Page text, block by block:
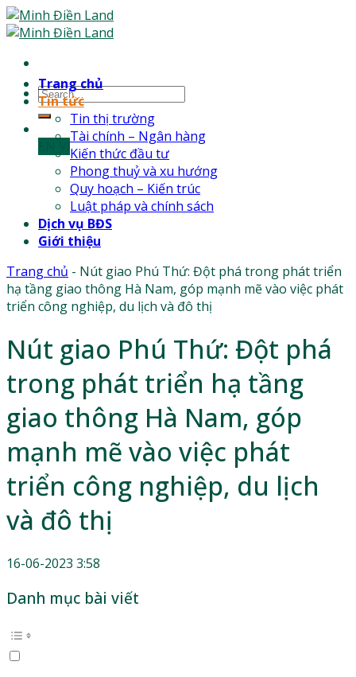
Skip
to
Trang chủ
Tin tức
Tin thị trường
Tài chính – Ngân hàng
Kiến thức đầu tư
Phong thuỷ và xu hướng
Quy hoạch – Kiến trúc
Luật pháp và chính sách
Dịch vụ BĐS
Giới thiệu
Trang chủ - Nút giao Phú Thứ: Đột phá trong phát triển
hạ tầng giao thông Hà Nam, góp mạnh mẽ vào việc phát
triển công nghiệp, du lịch và đô thị
Nút giao Phú Thứ: Đột phá
trong phát triển hạ tầng
giao thông Hà Nam, góp
mạnh mẽ vào việc phát
triển công nghiệp, du lịch
và đô thị
16-06-2023 3:58
Danh mục bài viết